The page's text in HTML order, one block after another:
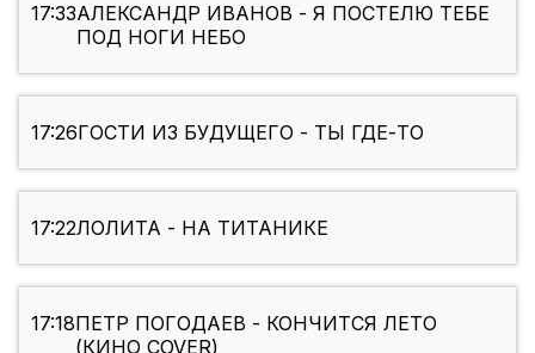
17:33АЛЕКСАНДР ИВАНОВ - Я ПОСТЕЛЮ ТЕБЕ
ПОД НОГИ НЕБO
17:26ГОСТИ ИЗ БУДУЩЕГО - ТЫ ГДЕ-ТО
17:22ЛОЛИТА - НА ТИТАНИКЕ
17:18ПЕТР ПОГОДАЕВ - КОНЧИТСЯ ЛЕТО
(КИНО COVER)